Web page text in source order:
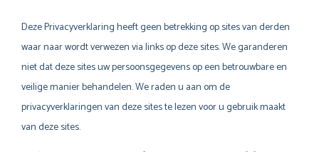
Deze Privacyverklaring heeft geen betrekking op sites van derden
waar naar wordt verwezen via links op deze sites. We garanderen
niet dat deze sites uw persoonsgegevens op een betrouwbare en
veilige manier behandelen. We raden u aan om de
privacyverklaringen van deze sites te lezen voor u gebruik maakt
van deze sites.